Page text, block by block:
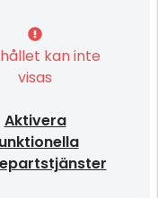
kan inte
visas
Aktivera